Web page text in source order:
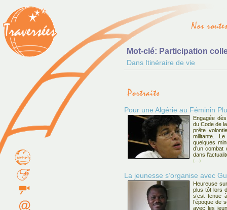
Mot-clé: Participation
Dans Itinéraire de vie
Pour une Algérie au Féminin
Engagée
du Code de
prête
militante.
quelques
d’un combat
dans
(...)
La jeunesse s’organise avec
Heureuse
plus tôt lors
s’est tenue
l’époque de
avec les